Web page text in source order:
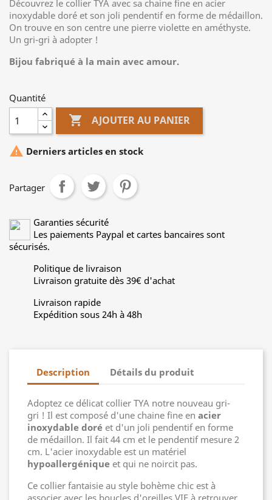
Découvrez le collier TYA avec sa chaine fine en acier
inoxydable doré et son joli pendentif en forme de médaillon.
On trouve en son centre une pierre violette en améthyste.
Un gri-gri à adopter !
Bijou fabriqué à la main avec amour.
Quantité
 AJOUTER AU PANIER
 Derniers articles en stock
Partager
Garanties sécurité
Les paiements Paypal et cartes bancaires sont
sécurisés.
Politique de livraison
Livraison gratuite dès 39€ d'achat
Livraison rapide
Expédition sous 24h à 48h
Description Détails du produit
Adoptez ce délicat collier TYA notre nouveau gri-
gri ! Il est composé d'une chaine fine en acier
inoxydable doré et d'un joli pendentif en forme
de médaillon. Il fait 44 cm et le pendentif mesure 2
cm. L'acier inoxydable est un matériel
hypoallergénique et qui ne noircit pas.
Ce collier fantaisie au style bohème chic est à
associer avec les boucles d'oreilles VIE à retrouver